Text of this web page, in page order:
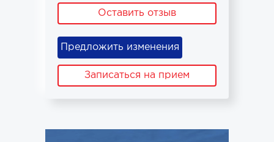
Оставить отзыв
Предложить изменения
Записаться на прием